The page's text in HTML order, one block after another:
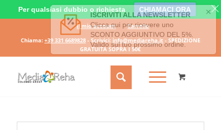
Il mio account
Carrello
Chiama: +39 331 6689828- Scrivici: info@mediareha.it- SPEDIZIONE
GRATUITA SOPRA I 50€
Per qualsiasi dubbio o richiesta CHIAMACI ORA